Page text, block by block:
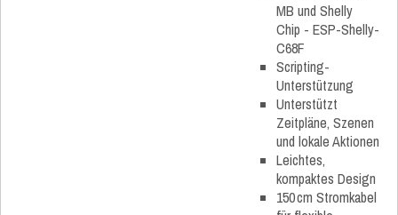
MB und Shelly
Chip - ESP-Shelly-
C68F
Scripting-
Unterstützung
Unterstützt
Zeitpläne, Szenen
und lokale Aktionen
Leichtes,
kompaktes Design
150 cm Stromkabel